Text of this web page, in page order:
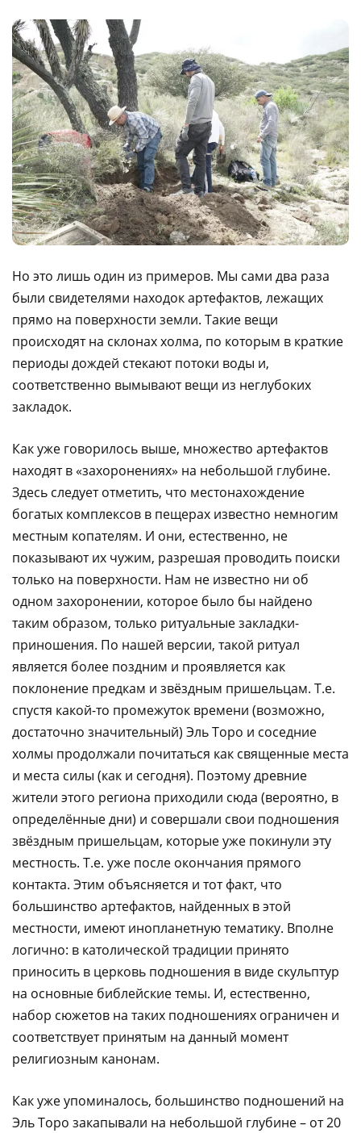
Но это лишь один из примеров. Мы сами два раза
были свидетелями находок артефактов, лежащих
прямо на поверхности земли. Такие вещи
происходят на склонах холма, по которым в краткие
периоды дождей стекают потоки воды и,
соответственно вымывают вещи из неглубоких
закладок.
Как уже говорилось выше, множество артефактов
находят в «захоронениях» на небольшой глубине.
Здесь следует отметить, что местонахождение
богатых комплексов в пещерах известно немногим
местным копателям. И они, естественно, не
показывают их чужим, разрешая проводить поиски
только на поверхности. Нам не известно ни об
одном захоронении, которое было бы найдено
таким образом, только ритуальные закладки-
приношения. По нашей версии, такой ритуал
является более поздним и проявляется как
поклонение предкам и звёздным пришельцам. Т.е.
спустя какой-то промежуток времени (возможно,
достаточно значительный) Эль Торо и соседние
холмы продолжали почитаться как священные места
и места силы (как и сегодня). Поэтому древние
жители этого региона приходили сюда (вероятно, в
определённые дни) и совершали свои подношения
звёздным пришельцам, которые уже покинули эту
местность. Т.е. уже после окончания прямого
контакта. Этим объясняется и тот факт, что
большинство артефактов, найденных в этой
местности, имеют инопланетную тематику. Вполне
логично: в католической традиции принято
приносить в церковь подношения в виде скульптур
на основные библейские темы. И, естественно,
набор сюжетов на таких подношениях ограничен и
соответствует принятым на данный момент
религиозным канонам.
Как уже упоминалось, большинство подношений на
Эль Торо закапывали на небольшой глубине – от 20